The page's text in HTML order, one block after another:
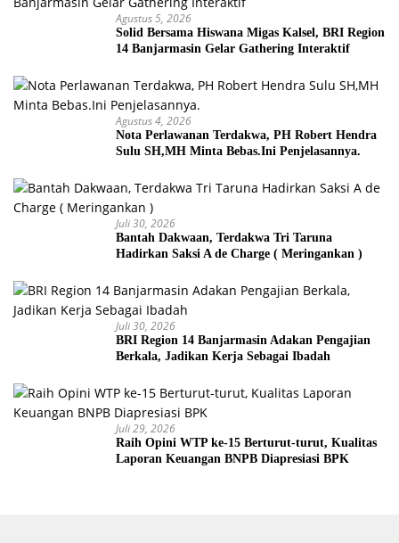
Agustus 5, 2026
Solid Bersama Hiswana Migas Kalsel, BRI Region
14 Banjarmasin Gelar Gathering Interaktif
Agustus 4, 2026
Nota Perlawanan Terdakwa, PH Robert Hendra
Sulu SH,MH Minta Bebas.Ini Penjelasannya.
Juli 30, 2026
Bantah Dakwaan, Terdakwa Tri Taruna
Hadirkan Saksi A de Charge ( Meringankan )
Juli 30, 2026
BRI Region 14 Banjarmasin Adakan Pengajian
Berkala, Jadikan Kerja Sebagai Ibadah
Juli 29, 2026
Raih Opini WTP ke-15 Berturut-turut, Kualitas
Laporan Keuangan BNPB Diapresiasi BPK